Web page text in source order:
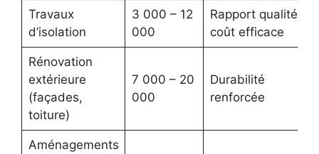
Travaux
d’isolation
3 000 – 12
000
Rapport qualité-
coût efficace
Rénovation
extérieure
(façades,
toiture)
7 000 – 20
000
Durabilité
renforcée
Aménagements